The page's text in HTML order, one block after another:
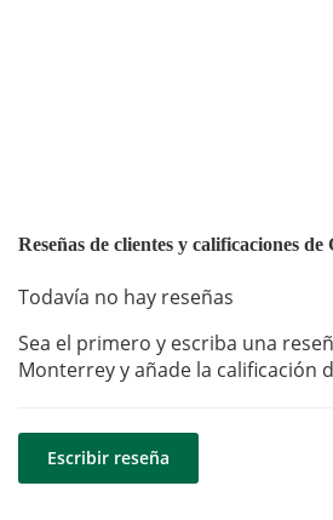
Reseñas de clientes y calificaciones
Todavía no hay reseñas
Sea el primero y escriba una
Monterrey y añade la calificación
Escribir reseña